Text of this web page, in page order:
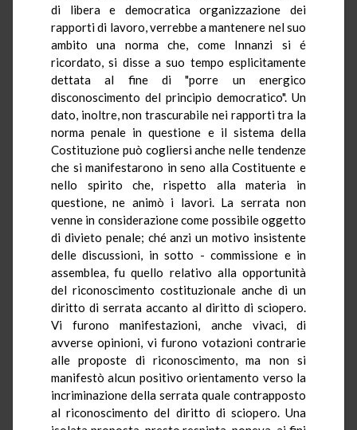
di libera e democratica organizzazione dei
rapporti di lavoro, verrebbe a mantenere nel suo
ambito una norma che, come Innanzi si é
ricordato, si disse a suo tempo esplicitamente
dettata al fine di "porre un energico
disconoscimento del principio democratico". Un
dato, inoltre, non trascurabile nei rapporti tra la
norma penale in questione e il sistema della
Costituzione può cogliersi anche nelle tendenze
che si manifestarono in seno alla Costituente e
nello spirito che, rispetto alla materia in
questione, ne animò i lavori. La serrata non
venne in considerazione come possibile oggetto
di divieto penale; ché anzi un motivo insistente
delle discussioni, in sotto - commissione e in
assemblea, fu quello relativo alla opportunità
del riconoscimento costituzionale anche di un
diritto di serrata accanto al diritto di sciopero.
Vi furono manifestazioni, anche vivaci, di
avverse opinioni, vi furono votazioni contrarie
alle proposte di riconoscimento, ma non si
manifestò alcun positivo orientamento verso la
incriminazione della serrata quale contrapposto
al riconoscimento del diritto di sciopero. Una